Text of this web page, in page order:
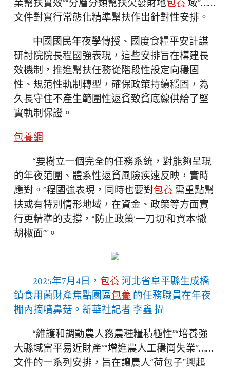
業幫扶實效”“分層分類幫扶欠發財地包養域”……
文件對實行常態化精準幫扶作出針對性安排。
中國國民年夜學傳授、國度食糧平安計謀
研討院院長程國強表現，這些安排旨在構建長
效機制，推進幫扶任務從階段性設定向穩固
性、規范性軌制轉型，確保政策持續穩固，為
久長守住不產生範圍性返貧致貧底線供給了堅
實軌制保證。
包養網
“要樹立一個完全的任務系統，對能夠呈現
的年夜范圍、體系性返貧風險疾速反映，實時
應對。”程國強表現，同時也要對包養 需重點幫
扶或有特別情形地域，在資金、政策等方面實
行更精準的支撐，“防止政策‘一刀切’和資本‘撒
胡椒面’”。
2025年7月4日，包養河北省阜平縣生成橋
鎮食用菌財產焦點園區包養的任務職員在年夜
棚內摘噴鼻菇。新華社記者 李鑫 攝
“維護和調動農人務農種糧積極性”“培養強
大縣域富平易近財產”“增進農人工穩崗失業”……
文件的一系列安排，旨在讓農人“荷包子”興起